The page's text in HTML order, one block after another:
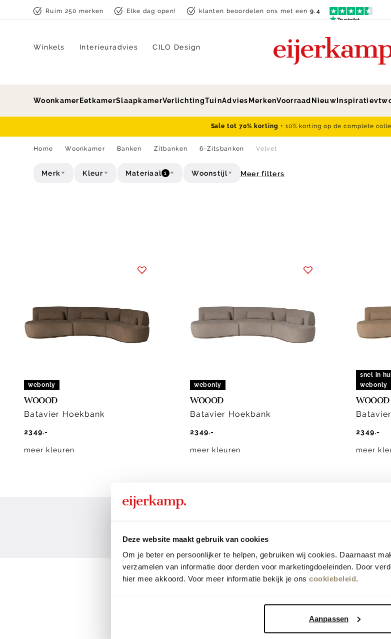
Deze website maakt gebruik van cookies
Om je beter en persoonlijker te helpen, gebruiken wij cookies. Daarnaast
verzamelen van informatie door derden voor marketingdoeleinden. Door
hier mee akkoord. Voor meer informatie bekijk je ons cookiebeleid.
Aanpassen
Skip to contentRuim 250 merken Elke dag open! klanten beoordelen ons met een9.4
Winkels Interieuradvies CILO Design
Woonkamer EetkamerSlaapkamerVerlichtingTuinAdvies MerkenVoorraad Nieuw Inspiratie
Sale tot 70% korting + 10% korting op de complete
Home Woonkamer Banken Zitbanken 6-Zitsbanken Velvet
Merk Kleur Materiaal 1 Woonstijl Meer filters
webonly
WOOOD
Batavier Hoekbank
2349.-
meer kleuren
webonly
WOOOD
Batavier Hoekbank
2349.-
meer kleuren
snel in
webonly
WOOOD
2349.-
meer